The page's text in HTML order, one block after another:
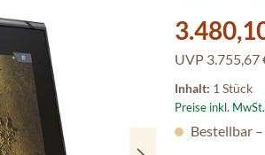
Verkaufspreis:
UVP 3.755,67
Inhalt: 1 Stück
Preise inkl.
Bestellbar